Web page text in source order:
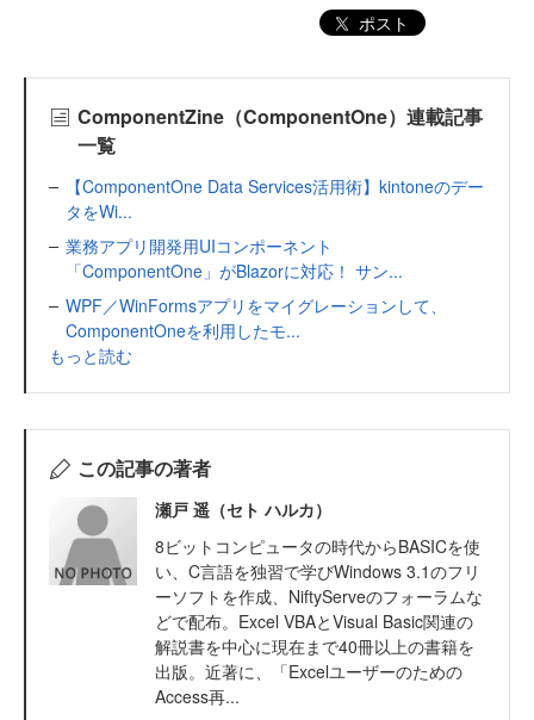
ポスト
ComponentZine（ComponentOne）連載記事
一覧
【ComponentOne Data Services活用術】kintoneのデー
タをWi...
業務アプリ開発用UIコンポーネント
「ComponentOne」がBlazorに対応！ サン...
WPF／WinFormsアプリをマイグレーションして、
ComponentOneを利用したモ...
もっと読む
この記事の著者
瀬戸 遥（セト ハルカ）
8ビットコンピュータの時代からBASICを使
い、C言語を独習で学びWindows 3.1のフリ
ーソフトを作成、NiftyServeのフォーラムな
どで配布。Excel VBAとVisual Basic関連の
解説書を中心に現在まで40冊以上の書籍を
出版。近著に、「Excelユーザーのための
Access再...